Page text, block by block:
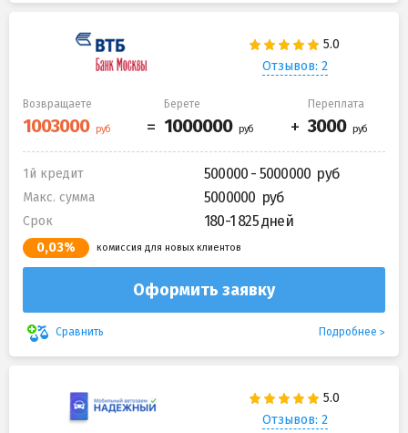
Отзывов: 2
Возвращаете Берете Переплата
1й кредит 500000 - 5000000
Макс. сумма 5000000
Срок 180-1 825 дней
0,03% комиссия для новых клиентов
Оформить заявку
Сравнить Подробнее
Отзывов: 2